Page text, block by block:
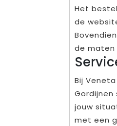
Het
de
de maten
Bij
jouw
met een